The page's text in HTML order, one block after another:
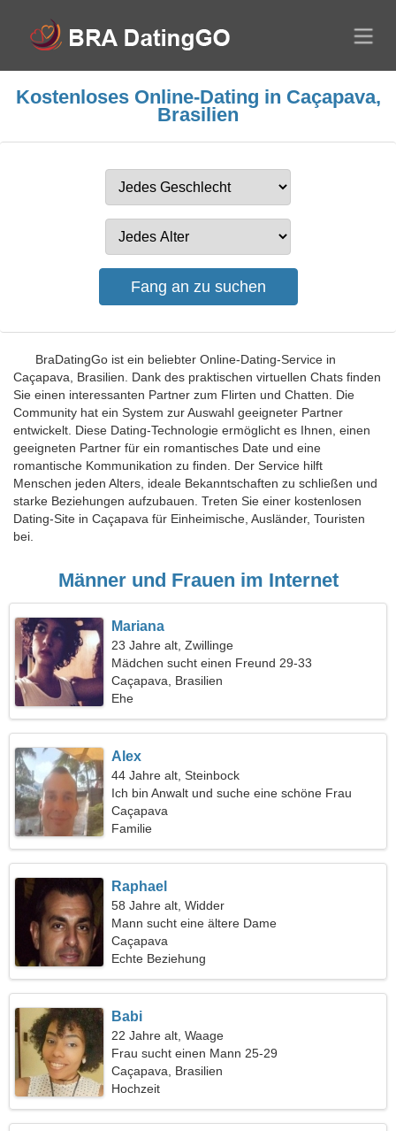
Kostenloses Online-Dating in Caçapava,
Brasilien
BraDatingGo ist ein beliebter Online-Dating-Service in
Caçapava, Brasilien. Dank des praktischen virtuellen Chats finden
Sie einen interessanten Partner zum Flirten und Chatten. Die
Community hat ein System zur Auswahl geeigneter Partner
entwickelt. Diese Dating-Technologie ermöglicht es Ihnen, einen
geeigneten Partner für ein romantisches Date und eine
romantische Kommunikation zu finden. Der Service hilft
Menschen jeden Alters, ideale Bekanntschaften zu schließen und
starke Beziehungen aufzubauen. Treten Sie einer kostenlosen
Dating-Site in Caçapava für Einheimische, Ausländer, Touristen
bei.
Männer und Frauen im Internet
Mariana
23 Jahre alt, Zwillinge
Mädchen sucht einen Freund 29-33
Caçapava, Brasilien
Ehe
Alex
44 Jahre alt, Steinbock
Ich bin Anwalt und suche eine schöne Frau
Caçapava
Familie
Raphael
58 Jahre alt, Widder
Mann sucht eine ältere Dame
Caçapava
Echte Beziehung
Babi
22 Jahre alt, Waage
Frau sucht einen Mann 25-29
Caçapava, Brasilien
Hochzeit